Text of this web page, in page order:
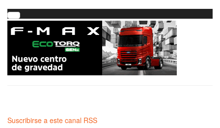
Suscribirse a este canal RSS